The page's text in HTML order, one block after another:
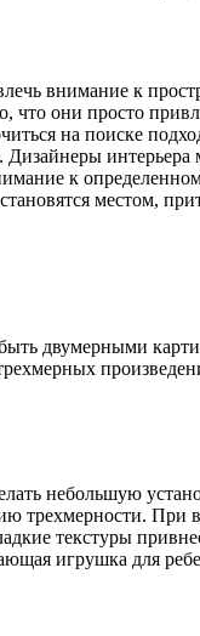
внимание к
они просто
на поиске
к
местом,
двумерными
небольшую
При
текстуры
игрушка для